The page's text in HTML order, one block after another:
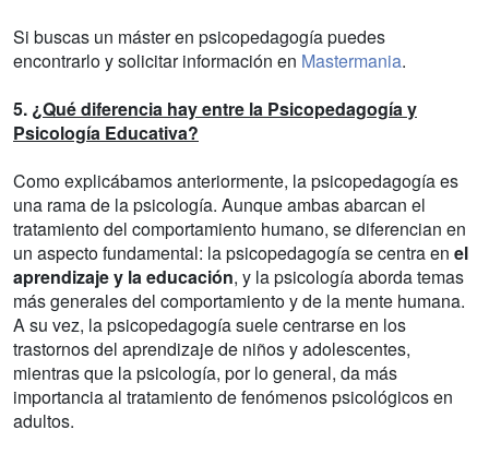
Si buscas un máster en psicopedagogía puedes
encontrarlo y solicitar información en Mastermania.
5. ¿Qué diferencia hay entre la Psicopedagogía y
Psicología Educativa?
Como explicábamos anteriormente, la psicopedagogía es
una rama de la psicología. Aunque ambas abarcan el
tratamiento del comportamiento humano, se diferencian en
un aspecto fundamental: la psicopedagogía se centra en el
aprendizaje y la educación, y la psicología aborda temas
más generales del comportamiento y de la mente humana.
A su vez, la psicopedagogía suele centrarse en los
trastornos del aprendizaje de niños y adolescentes,
mientras que la psicología, por lo general, da más
importancia al tratamiento de fenómenos psicológicos en
adultos.